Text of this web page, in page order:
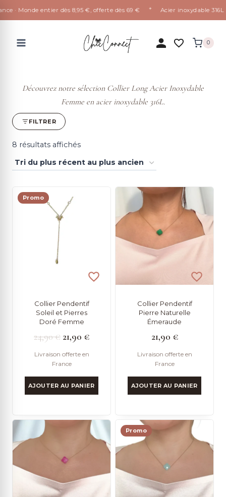
Monde entier dès 8,95 €, offerte dès 69 € ✦ Acier inoxydable 316L
0
Découvrez notre sélection Collier Long Acier Inoxydable
Femme en acier inoxydable 316L.
FILTRER
8 résultats affichésTrié
du
Promo
Collier Pendentif
Soleil et Pierres
Doré Femme
24,90€ Le
prix
initial
était :
24,90 €.
21,90 €Le
est :
21,90 €.
Livraison offerte en
France
AJOUTER AU PANIER
Collier Pendentif
Pierre Naturelle
Émeraude
21,90 €
Livraison offerte en
France
AJOUTER AU PANIER
Promo